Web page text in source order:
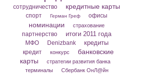
сотрудничество кредитные карты
спорт Герман Греф офисы
номинации страхование
партнерство итоги 2011 года
МФО Denizbank кредиты
кредит конкурс
банковские
карты
стратегии развития банка
терминалы
Сбербанк ОнЛ@йн